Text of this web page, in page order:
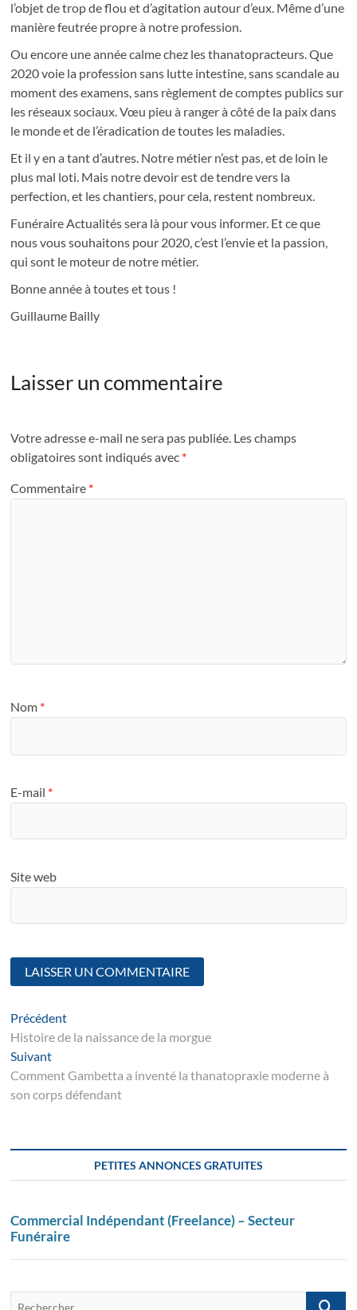
l’objet de trop de flou et d’agitation autour d’eux. Même d’une
manière feutrée propre à notre profession.
Ou encore une année calme chez les thanatopracteurs. Que
2020 voie la profession sans lutte intestine, sans scandale au
moment des examens, sans règlement de comptes publics sur
les réseaux sociaux. Vœu pieu à ranger à côté de la paix dans
le monde et de l’éradication de toutes les maladies.
Et il y en a tant d’autres. Notre métier n’est pas, et de loin le
plus mal loti. Mais notre devoir est de tendre vers la
perfection, et les chantiers, pour cela, restent nombreux.
Funéraire Actualités sera là pour vous informer. Et ce que
nous vous souhaitons pour 2020, c’est l’envie et la passion,
qui sont le moteur de notre métier.
Bonne année à toutes et tous !
Guillaume Bailly
Laisser un commentaire
Votre adresse e-mail ne sera pas publiée. Les champs
obligatoires sont indiqués avec *
Commentaire *
Nom *
E-mail *
Site web
Navigation
de
l’article
PrécédentArticle
suivant
Histoire de la naissance de la morgue
SuivantSuivant
post:
Comment Gambetta a inventé la thanatopraxie moderne à
son corps défendant
PETITES ANNONCES GRATUITES
Commercial Indépendant (Freelance) – Secteur
Funéraire